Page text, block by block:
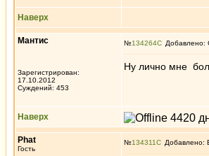
Наверх
Мантис
Зарегистрирован:
17.10.2012
Суждений: 453
№134264 Добавлено:
Ну лично мне
Наверх
Phat
Гость
№134311 Добавлено: